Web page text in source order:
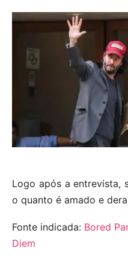
Logo após a entrevista,
o quanto é amado e
Fonte indicada: Bored
Diem